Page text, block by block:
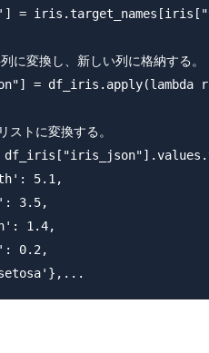
=
に変換し、新しい列に格納する。
= df_iris.apply(lambda
トに変換する。
5.1,
3.5,
1.4,
0.2,